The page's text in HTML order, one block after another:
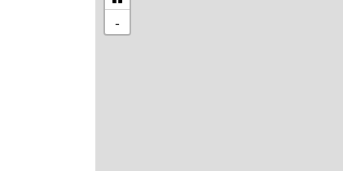
-